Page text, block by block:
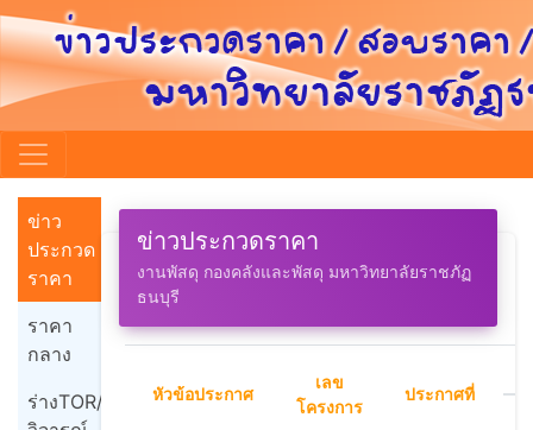
ข่าว
ประกวด
ราคา
ราคา
กลาง
ร่างTOR/
ข่าวประกวดราคา
งานพัสดุ กองคลังและพัสดุ มหาวิทยาลัยราชภัฏ
ธนบุรี
หัวข้อประกาศ
เลข
โครงการ
ประกาศที่